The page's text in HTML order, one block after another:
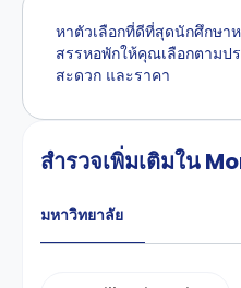
หาตัวเลือกที่ดีที่สุดนักศึกษา
สรรหอพักให้คุณเลือกตามป
สะดวก และราคา
สำรวจเพิ่มเติมใน
มหาวิทยาลัย